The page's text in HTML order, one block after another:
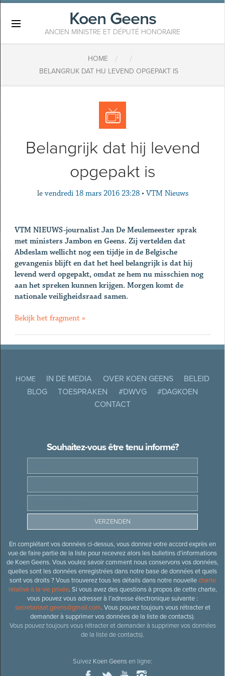
Koen Geens
ANCIEN MINISTRE ET DÉPUTÉ HONORAIRE
HOME / /
BELANGRIJK DAT HIJ LEVEND OPGEPAKT IS
Belangrijk dat hij levend
opgepakt is
le vendredi 18 mars 2016 23:28 • VTM Nieuws
VTM NIEUWS-journalist Jan De Meulemeester sprak
met ministers Jambon en Geens. Zij vertelden dat
Abdeslam wellicht nog een tijdje in de Belgische
gevangenis blijft en dat het heel belangrijk is dat hij
levend werd opgepakt, omdat ze hem nu misschien nog
aan het spreken kunnen krijgen. Morgen komt de
nationale veiligheidsraad samen.
Bekijk het fragment »
HOME IN DE MEDIA OVER KOEN GEENS
BELEID
BLOG
TOESPRAKEN #DWVG
#DAGKOEN
CONTACT
Souhaitez-vous être tenu informé?
En complétant vos données ci-dessus, vous donnez votre accord exprès en
vue de faire partie de la liste pour recevrez alors les bulletins d’informations
de Koen Geens. Vous voulez savoir comment nous conservons vos données,
quelles sont les données enregistrées dans notre base de données et quels
sont vos droits ? Vous trouverez tous les détails dans notre nouvellecharte
relative à la vie privée. Si vous avez des questions à propos de cette charte,
vous pouvez vous adresser à l’adresse électronique suivante :
secretariaat.geens@gmail.com. Vous pouvez toujours vous rétracter et
demander à supprimer vos données de la liste de contacts).
Vous pouvez toujours vous rétracter et demander à supprimer vos données
de la liste de contacts).
Suivez Koen Geensen ligne: